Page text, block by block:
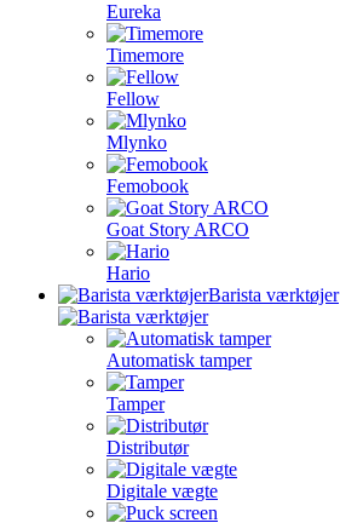
Eureka
Timemore
Fellow
Mlynko
Femobook
Goat Story ARCO
Hario
Barista værktøjer
Automatisk tamper
Tamper
Distributør
Digitale vægte